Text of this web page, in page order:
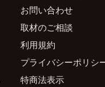
お問い合わせ
取材のご相談
利用規約
プライバシーポリシ
特商法表示